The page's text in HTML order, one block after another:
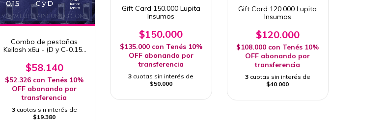
Combo de pestañas
Keilash x6u - (D y C-0.15-
$58.140
$52.326 con Tenés 10%
OFF abonando por
transferencia
3 cuotas sin interés de
$19.380
Gift Card 150.000 Lupita
Insumos
$150.000
$135.000 con Tenés 10%
OFF abonando por
transferencia
3 cuotas sin interés de
$50.000
Gift Card 120.000 Lupita
Insumos
$120.000
$108.000 con Tenés 10%
OFF abonando por
transferencia
3 cuotas sin interés de
$40.000